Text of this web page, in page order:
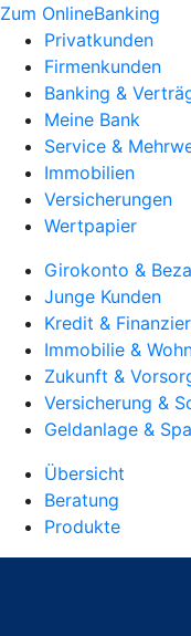
Zum OnlineBanking
Privatkunden
Firmenkunden
Banking &
Meine Bank
Service &
Immobilien
Versicherungen
Wertpapier
Girokonto &
Junge Kunden
Kredit &
Immobilie &
Zukunft &
Versicherung &
Geldanlage &
Übersicht
Beratung
Produkte